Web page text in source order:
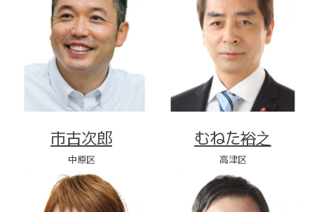
市古次郎
中原区
むねた裕之
高津区